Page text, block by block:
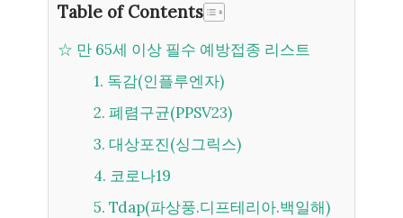
Table of Contents
☆ 만 65세 이상 필수 예방접종 리스트
1. 독감(인플루엔자)
2. 폐렴구균(PPSV23)
3. 대상포진(싱그릭스)
4. 코로나19
5. Tdap(파상풍.디프테리아.백일해)